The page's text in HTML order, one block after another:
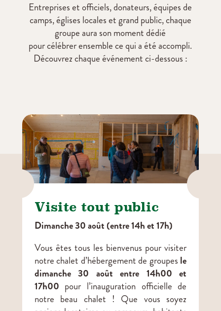
Entreprises et officiels, donateurs, équipes de
camps, églises locales et grand public, chaque
groupe aura son moment dédié
pour célébrer ensemble ce qui a été accompli.
Découvrez chaque événement ci-dessous :
 
Visite tout public
Dimanche 30 août (entre 14h et 17h)
Vous êtes tous les bienvenus pour visiter
notre chalet d’hébergement de groupes le
dimanche 30 août entre 14h00 et
17h00 pour l’inauguration officielle de
notre beau chalet ! Que vous soyez